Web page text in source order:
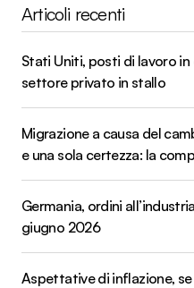
Articoli recenti
Stati Uniti, posti di lavoro in
settore privato in stallo
Migrazione a causa del
e una sola certezza: la
Germania, ordini
giugno 2026
Aspettative di inflazione,